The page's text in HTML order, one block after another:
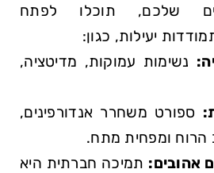
שלכם, תוכלו לפתח
יעילות, כגון:
נשימות עמוקות, מדיטציה,
ספורט משחרר אנדורפינים,
ומפחית מתח.
אהובים: תמיכה חברתית היא